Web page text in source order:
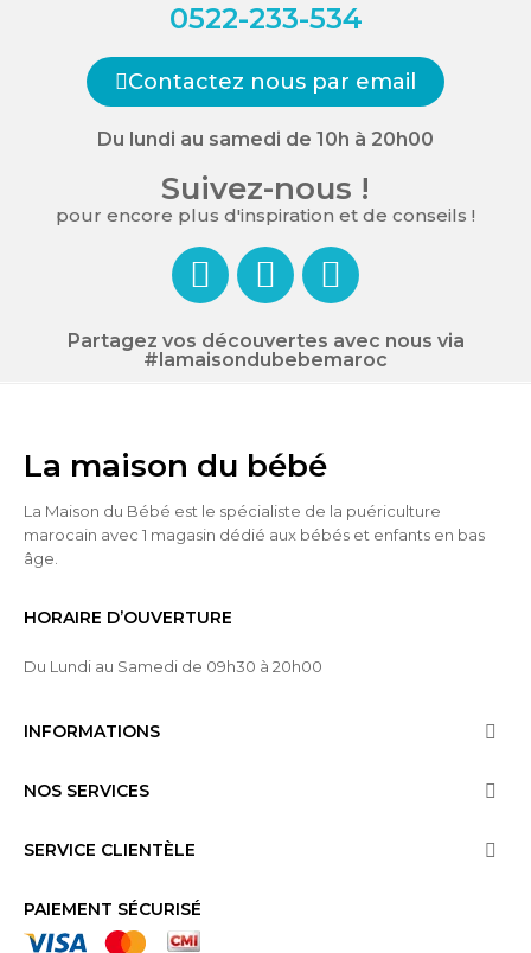
0522-233-534
Contactez nous par email
Du lundi au samedi de 10h à 20h00
Suivez-nous !
pour encore plus d'inspiration et de conseils !
Partagez vos découvertes avec nous via
#lamaisondubebemaroc
La maison du bébé
La Maison du Bébé est le spécialiste de la puériculture
marocain avec 1 magasin dédié aux bébés et enfants en bas
âge.
HORAIRE D’OUVERTURE
Du Lundi au Samedi de 09h30 à 20h00
INFORMATIONS 
NOS SERVICES 
SERVICE CLIENTÈLE 
PAIEMENT SÉCURISÉ